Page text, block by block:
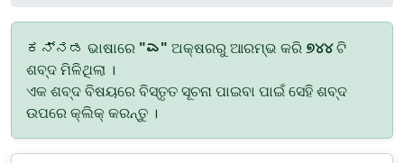
ಕನ್ನಡ ଭାଷାରେ "ಎ" ଅକ୍ଷରରୁ ଆରମ୍ଭ କରି୭୪୪ଟି
ଶବ୍ଦ ମିଳିଥିଲା ।
ଏକ ଶବ୍ଦ ବିଷୟରେ ବିସ୍ତୃତ ସୂଚନା ପାଇବା ପାଇଁ ସେହି ଶବ୍ଦ
ଉପରେ କ୍ଲିକ୍ କରନ୍ତୁ ।